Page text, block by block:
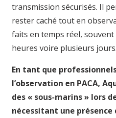
transmission sécurisés. Il
rester caché tout en
faits en temps réel,
heures voire plusieurs jours.
En tant que
l’observation en PACA,
des « sous-marins » lors
nécessitant une